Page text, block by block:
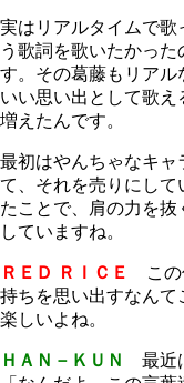
実はリアルタイムで
う歌詞を歌いたかっ
す。その葛藤もリア
いい思い出として歌
増えたんです。
最初はやんちゃなキャ
て、それを売りにし
たことで、肩の力を
していますね。
ＲＥＤ ＲＩＣＥ
この
持ちを思い出すなんて
楽しいよね。
ＨＡＮ－ＫＵＮ
最近